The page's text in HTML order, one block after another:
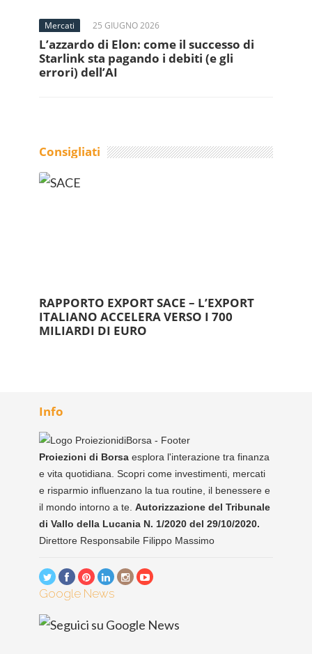
Mercati 25 GIUGNO 2026
L’azzardo di Elon: come il successo di
Starlink sta pagando i debiti (e gli
errori) dell’AI
Consigliati
RAPPORTO EXPORT SACE – L’EXPORT
ITALIANO ACCELERA VERSO I 700
MILIARDI DI EURO
Info
Proiezioni di Borsa esplora l'interazione tra finanza
e vita quotidiana. Scopri come investimenti, mercati
e risparmio influenzano la tua routine, il benessere e
il mondo intorno a te. Autorizzazione del Tribunale
di Vallo della Lucania N. 1/2020 del 29/10/2020.
Direttore Responsabile Filippo Massimo
Google News